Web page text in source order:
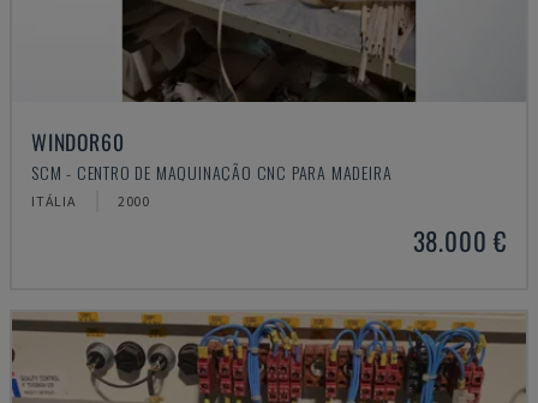
WINDOR60
SCM - CENTRO DE MAQUINAÇÃO CNC PARA MADEIRA
ITÁLIA 2000
38.000 €